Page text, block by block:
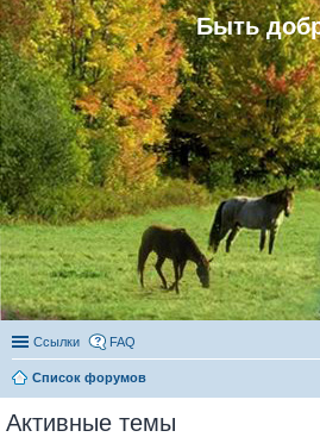
Быть
Ссылки FAQ
Список форумов
Активные темы